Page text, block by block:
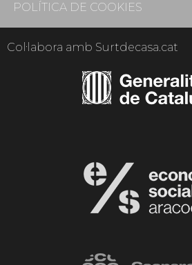
POLÍTICA DE COOKIES
Col·labora amb Surtdecasa.cat